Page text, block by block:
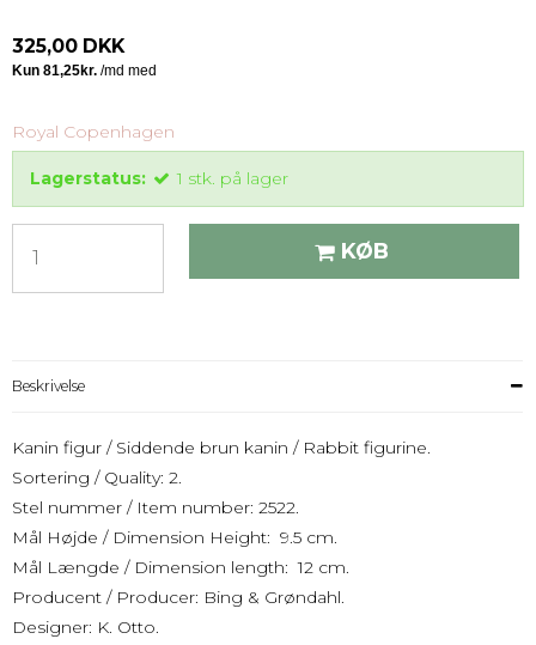
325,00 DKK
Royal Copenhagen
Lagerstatus: 1 stk. på lager
KØB
Beskrivelse
Kanin figur / Siddende brun kanin / Rabbit figurine.
Sortering / Quality: 2.
Stel nummer / Item number: 2522.
Mål Højde / Dimension Height: 9.5 cm.
Mål Længde / Dimension length: 12 cm.
Producent / Producer: Bing & Grøndahl.
Designer: K. Otto.